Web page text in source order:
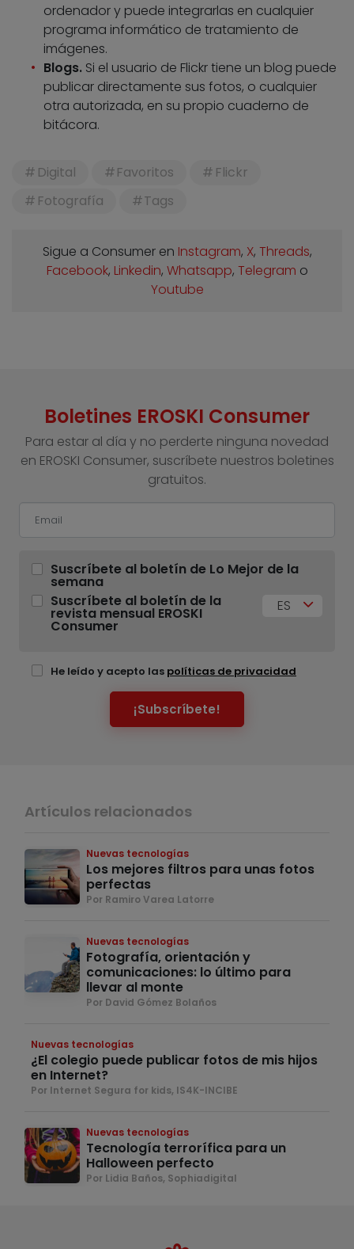
ordenador y puede integrarlas en cualquier
programa informático de tratamiento de
imágenes.
Blogs. Si el usuario de Flickr tiene un blog puede
publicar directamente sus fotos, o cualquier
otra autorizada, en su propio cuaderno de
bitácora.
Digital Favoritos
Flickr
Fotografía
Tags
Sigue a Consumer en Instagram, X, Threads,
Facebook, Linkedin, Whatsapp, Telegram o
Youtube
Boletines EROSKI Consumer
Para estar al día y no perderte ninguna novedad
en EROSKI Consumer, suscríbete nuestros boletines
gratuitos.
Suscríbete al boletín de Lo Mejor de la
semana
Suscríbete al boletín de la
revista mensual EROSKI
Consumer
ES
He leído y acepto las políticas de privacidad
¡Subscríbete!
Artículos relacionados
Nuevas tecnologías
Los mejores filtros para unas fotos
perfectas
Por Ramiro Varea Latorre
Nuevas tecnologías
Fotografía, orientación y
comunicaciones: lo último para
llevar al monte
Por David Gómez Bolaños
Nuevas tecnologías
¿El colegio puede publicar fotos de mis hijos
en Internet?
Por Internet Segura for kids, IS4K-INCIBE
Nuevas tecnologías
Tecnología terrorífica para un
Halloween perfecto
Por Lidia Baños, Sophiadigital